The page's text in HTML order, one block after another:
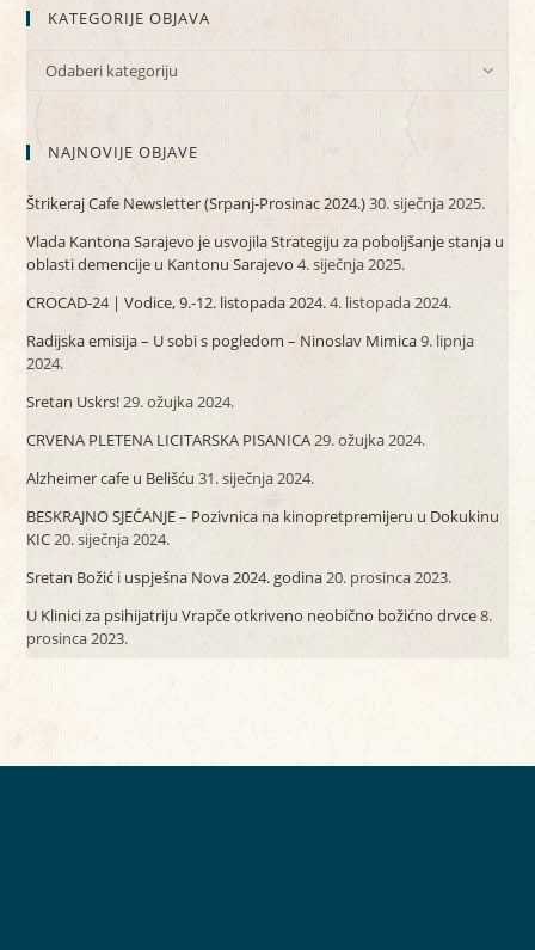
KATEGORIJE OBJAVA
KATEGORIJE
Odaberi kategoriju
NAJNOVIJE OBJAVE
Štrikeraj Cafe Newsletter (Srpanj-Prosinac 2024.)30. siječnja 2025.
Vlada Kantona Sarajevo je usvojila Strategiju za poboljšanje stanja u
oblasti demencije u Kantonu Sarajevo 4. siječnja 2025.
CROCAD-24 | Vodice, 9.-12. listopada 2024.4. listopada 2024.
Radijska emisija – U sobi s pogledom – Ninoslav Mimica9. lipnja
2024.
Sretan Uskrs!29. ožujka 2024.
CRVENA PLETENA LICITARSKA PISANICA29. ožujka 2024.
Alzheimer cafe u Belišću 31. siječnja 2024.
BESKRAJNO SJEĆANJE – Pozivnica na kinopretpremijeru u Dokukinu
KIC20. siječnja 2024.
Sretan Božić i uspješna Nova 2024. godina20. prosinca 2023.
U Klinici za psihijatriju Vrapče otkriveno neobično božićno drvce8.
prosinca 2023.